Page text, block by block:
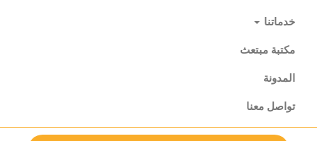
خدماتنا
مكتبة مبتعث
المدونة
تواصل معنا